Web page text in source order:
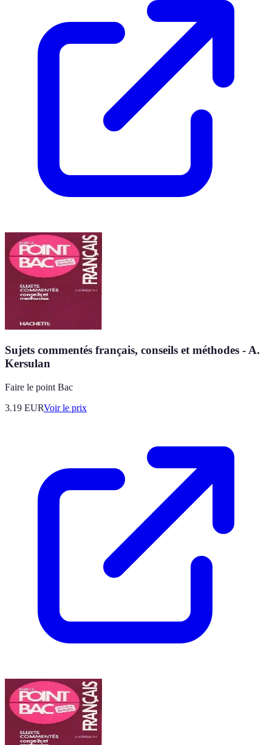
Sujets commentés français, conseils et méthodes - A.
Kersulan
Faire le point Bac
3.19 EURVoir le prix